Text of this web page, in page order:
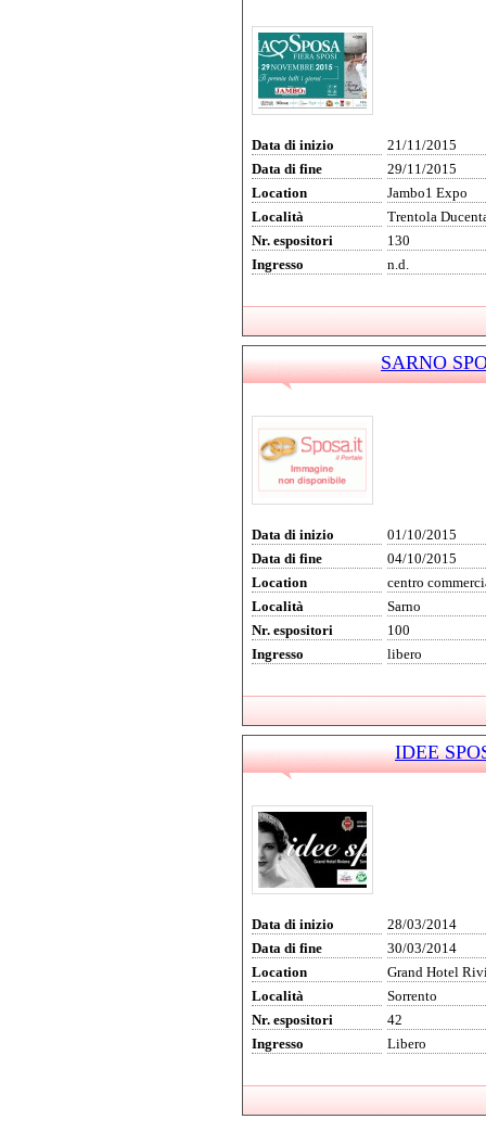
Data di inizio
21/11/2015
Data di fine
29/11/2015
Location
Jambo1 Expo
Località
Trentola
Nr. espositori
130
Ingresso
n.d.
SARNO
Data di inizio
01/10/2015
Data di fine
04/10/2015
Location
centro
Località
Sarno
Nr. espositori
100
Ingresso
libero
IDEE
Data di inizio
28/03/2014
Data di fine
30/03/2014
Location
Grand Hotel
Località
Sorrento
Nr. espositori
42
Ingresso
Libero